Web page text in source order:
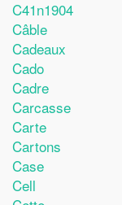
C41n1904
Câble
Cadeaux
Cado
Cadre
Carcasse
Carte
Cartons
Case
Cell